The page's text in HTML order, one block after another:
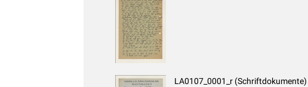
LA0107_0001_r (Schriftdokumente)